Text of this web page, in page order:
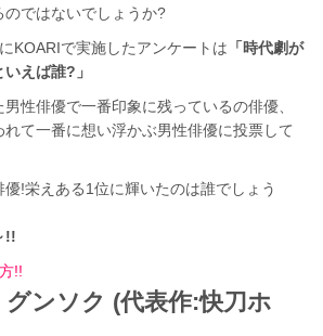
ではないでしょうか?
KOARIで実施したアンケートは 「時代劇が
えば誰?」
性俳優で一番印象に残っているの俳優、
て一番に想い浮かぶ男性俳優に投票して
!栄えある1位に輝いたのは誰でしょう
!!
!!
ンソク (代表作:快刀ホ